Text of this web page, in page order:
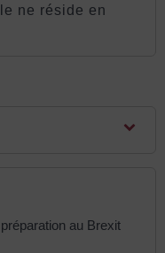
ne réside en
au Brexit